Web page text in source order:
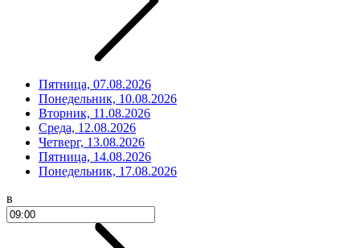
Пятница, 07.08.2026
Понедельник, 10.08.2026
Вторник, 11.08.2026
Среда, 12.08.2026
Четверг, 13.08.2026
Пятница, 14.08.2026
Понедельник, 17.08.2026
в